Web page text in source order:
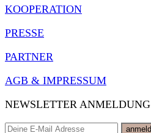
KOOPERATION
PRESSE
PARTNER
AGB & IMPRESSUM
NEWSLETTER ANMELDUNG